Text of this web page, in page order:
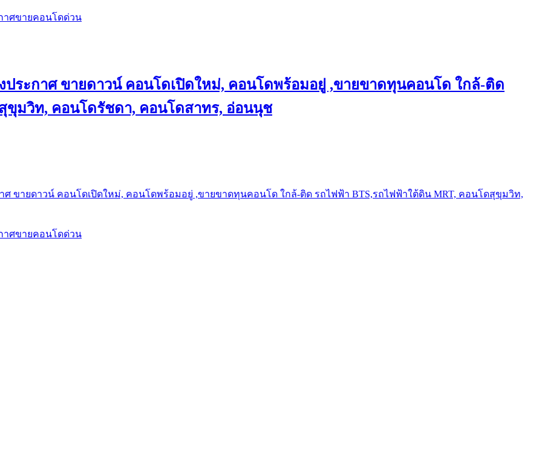
าศขายคอนโดด่วน
ประกาศ ขายดาวน์ คอนโดเปิดใหม่, คอนโดพร้อมอยู่ ,ขายขาดทุนคอนโด ใกล้-ติด
ขุมวิท, คอนโดรัชดา, คอนโดสาทร, อ่อนนุช
ศ ขายดาวน์ คอนโดเปิดใหม่, คอนโดพร้อมอยู่ ,ขายขาดทุนคอนโด ใกล้-ติด รถไฟฟ้า BTS,รถไฟฟ้าใต้ดิน MRT, คอนโดสุขุมวิท,
าศขายคอนโดด่วน